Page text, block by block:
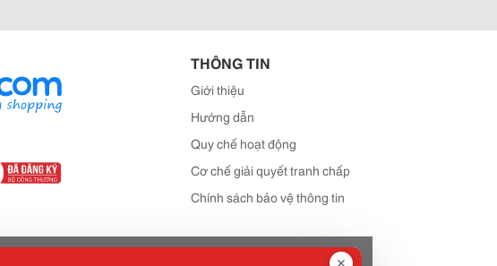
THÔNG TIN
Giới thiệu
Hướng dẫn
Quy chế hoạt động
Cơ chế giải quyết tranh chấp
Chính sách bảo vệ thông tin